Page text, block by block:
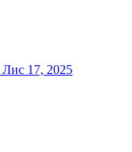
Лис 17, 2025